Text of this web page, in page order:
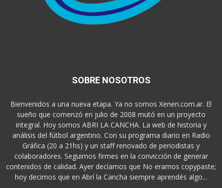
SOBRE NOSOTROS
Bienvenidos a una nueva etapa. Ya no somos Xenen.com.ar. El
sueño que comenzó en julio de 2008 mutó en un proyecto
integral. Hoy somos ABRI LA CANCHA. La web de historia y
análisis del fútbol argentino. Con su programa diario en Radio
Gráfica (20 a 21hs) y un staff renovado de periodistas y
colaboradores. Seguimos firmes en la convicción de generar
contenidos de calidad. Ayer decíamos que No eramos copypaste;
hoy decimos que en Abrí la Cancha siempre aprendés algo...